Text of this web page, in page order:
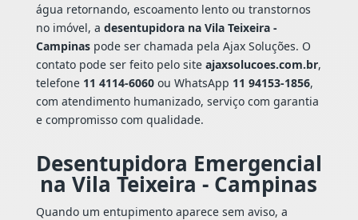
água retornando, escoamento lento ou transtornos
no imóvel, a desentupidora na Vila Teixeira -
Campinaspode ser chamada pela Ajax Soluções. O
contato pode ser feito pelo site ajaxsolucoes.com.br,
telefone 11 4114-6060ou WhatsApp 11 94153-1856,
com atendimento humanizado, serviço com garantia
e compromisso com qualidade.
Desentupidora Emergencial
na Vila Teixeira - Campinas
Quando um entupimento aparece sem aviso, a